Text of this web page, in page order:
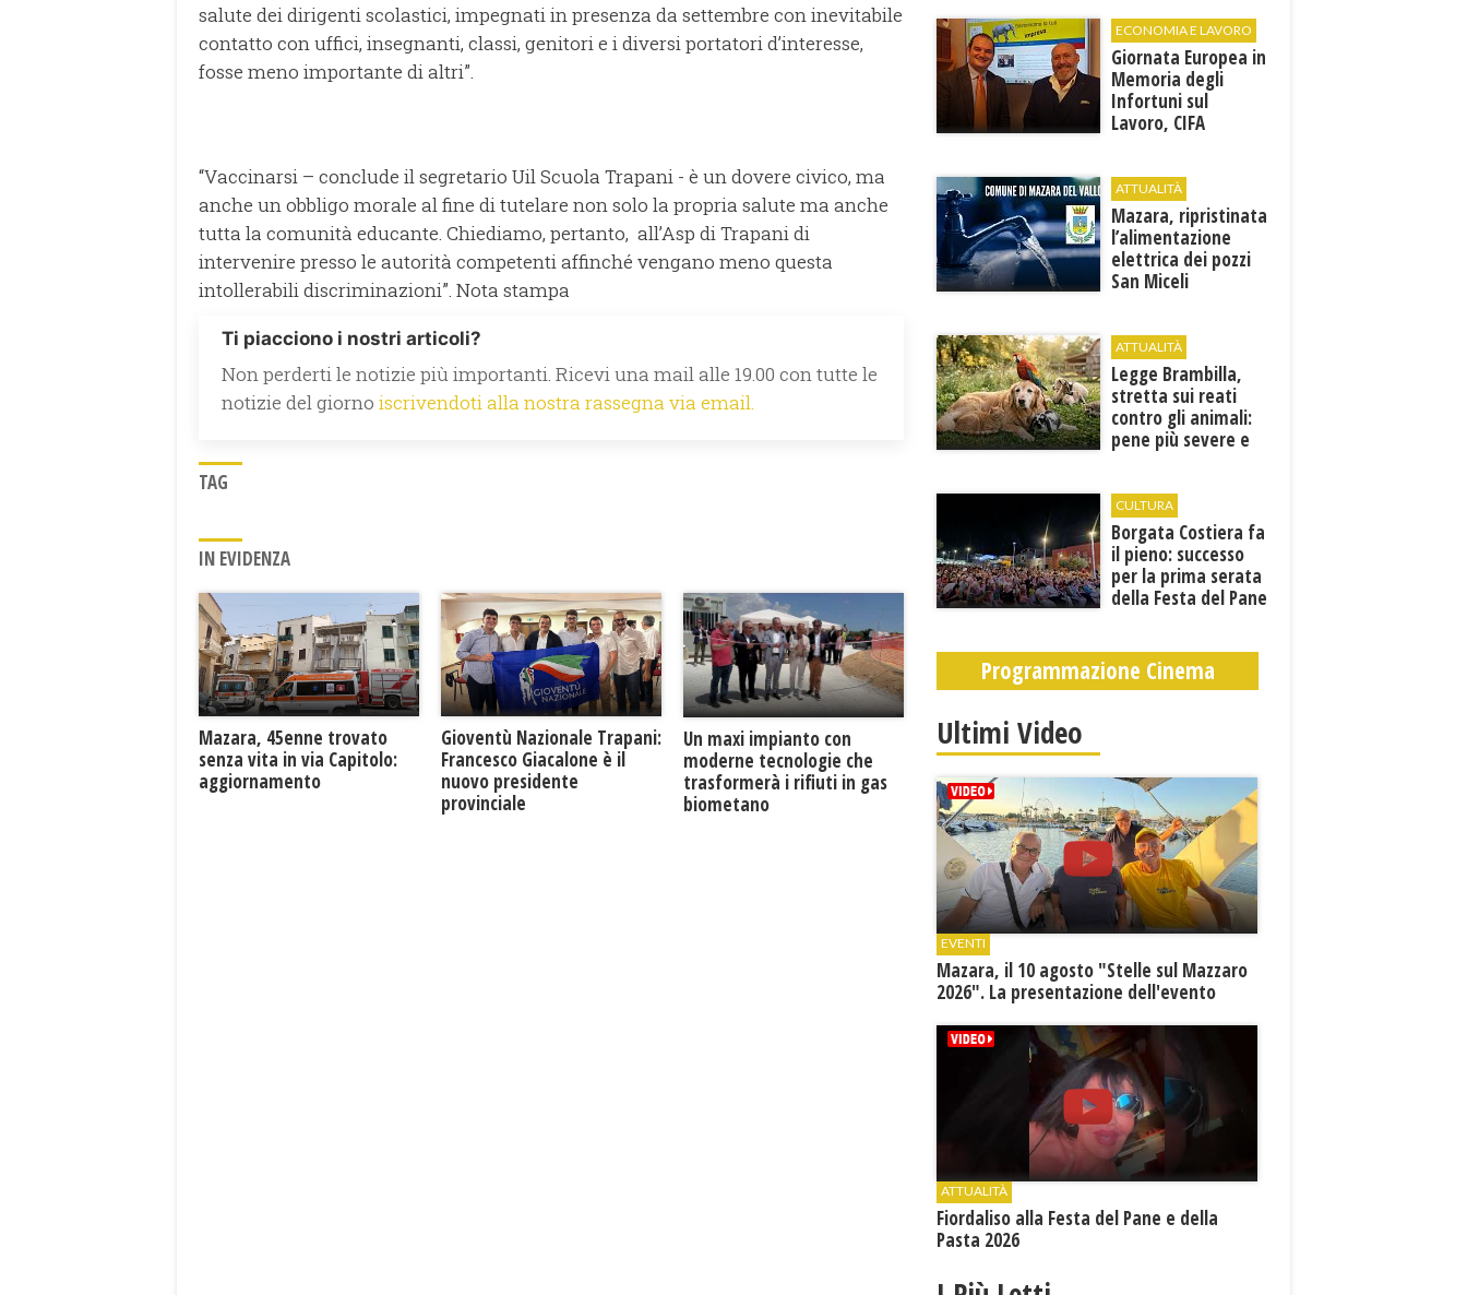
salute dei dirigenti scolastici, impegnati in presenza da settembre con inevitabile
contatto con uffici, insegnanti, classi, genitori e i diversi portatori d’interesse,
fosse meno importante di altri”.
“Vaccinarsi – conclude il segretario Uil Scuola Trapani - è un dovere civico, ma
anche un obbligo morale al fine di tutelare non solo la propria salute ma anche
tutta la comunità educante. Chiediamo, pertanto, all’Asp di Trapani di
intervenire presso le autorità competenti affinché vengano meno questa
intollerabili discriminazioni”. Nota stampa
Ti piacciono i nostri articoli?
Non perderti le notizie più importanti. Ricevi una mail alle 19.00 con tutte le
notizie del giorno iscrivendoti alla nostra rassegna via email.
TAG
IN EVIDENZA
Mazara, 45enne trovato
senza vita in via Capitolo:
aggiornamento
Gioventù Nazionale Trapani:
Francesco Giacalone è il
nuovo presidente
provinciale
Un maxi impianto con
moderne tecnologie che
trasformerà i rifiuti in gas
biometano
ECONOMIA E LAVORO
Giornata Europea in
Memoria degli
Infortuni sul
Lavoro, CIFA
tradursi in
prevenzione”
ATTUALITÀ
Mazara, ripristinata
l’alimentazione
elettrica dei pozzi
San Miceli
ATTUALITÀ
Legge Brambilla,
stretta sui reati
contro gli animali:
pene più severe e
CULTURA
​Borgata Costiera fa
il pieno: successo
per la prima serata
della Festa del Pane
Programmazione Cinema
Ultimi Video
EVENTI
Mazara, il 10 agosto "Stelle sul Mazzaro
2026". La presentazione dell'evento
ATTUALITÀ
Fiordaliso alla Festa del Pane e della
Pasta 2026